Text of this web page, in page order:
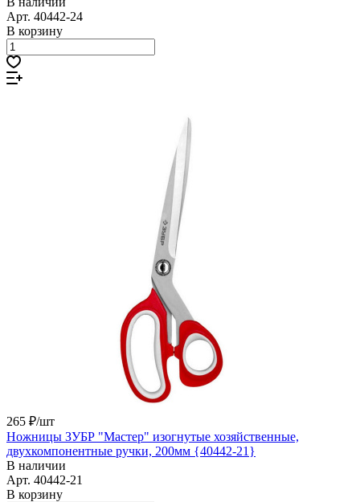
Арт. 40442-24
В корзину
265 ₽/шт
Ножницы ЗУБР "Мастер" изогнутые хозяйственные,
двухкомпонентные ручки, 200мм {40442-21}
В наличии
Арт. 40442-21
В корзину